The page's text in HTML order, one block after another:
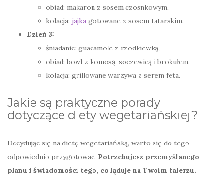
obiad: makaron z sosem czosnkowym,
kolacja: jajka gotowane z sosem tatarskim.
Dzień 3:
śniadanie: guacamole z rzodkiewką,
obiad: bowl z komosą, soczewicą i brokułem,
kolacja: grillowane warzywa z serem feta.
Jakie są praktyczne porady
dotyczące diety wegetariańskiej?
Decydując się na dietę wegetariańską, warto się do tego
odpowiednio przygotować. Potrzebujesz przemyślanego
planu i świadomości tego, co ląduje na Twoim talerzu.